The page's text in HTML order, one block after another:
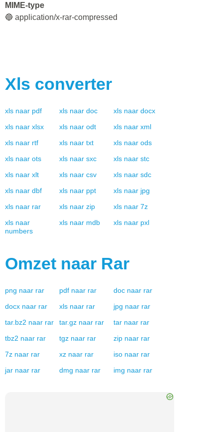
MIME-type
🔵 application/x-rar-compressed
Xls converter
xls naar pdf xls naar doc xls naar docx
xls naar xlsx xls naar odt xls naar xml
xls naar rtf xls naar txt xls naar ods
xls naar ots xls naar sxc xls naar stc
xls naar xlt xls naar csv xls naar sdc
xls naar dbf xls naar ppt xls naar jpg
xls naar rar xls naar zip xls naar 7z
xls naar
numbers
xls naar mdb xls naar pxl
Omzet naar Rar
png naar rar pdf naar rar doc naar rar
docx naar rar xls naar rar jpg naar rar
tar.bz2 naar rar tar.gz naar rar tar naar rar
tbz2 naar rar tgz naar rar zip naar rar
7z naar rar xz naar rar iso naar rar
jar naar rar dmg naar rar img naar rar